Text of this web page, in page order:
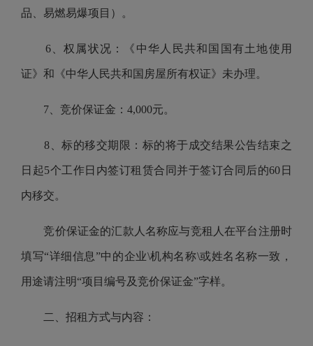
品、易燃易爆项目）。
6、权属状况：《中华人民共和国国有土地使用
证》和《中华人民共和国房屋所有权证》未办理。
7、竞价保证金：4,000元。
8、标的移交期限：标的将于成交结果公告结束之
日起5个工作日 内签订租赁合同并于签订合同后的60 日
内移交。
竞价保证金的汇款人名称应与竞租人在平台注册时
填写“详细信息”中的企业\机构名称\或姓名名称一致，
用途请注明“项目编号及竞价保证金”字样。
二、招租方式与内容：